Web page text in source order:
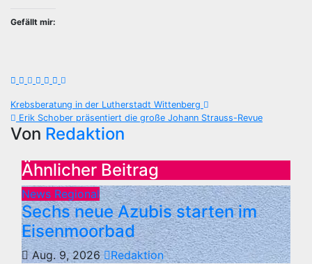
Gefällt mir:
Beitragsnavigation
Krebsberatung in der Lutherstadt Wittenberg
Erik Schober präsentiert die große Johann Strauss-Revue
Von Redaktion
Ähnlicher Beitrag
News Regional
Sechs neue Azubis starten im
Eisenmoorbad
Aug. 9, 2026 Redaktion